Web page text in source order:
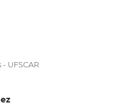
UFSCAR